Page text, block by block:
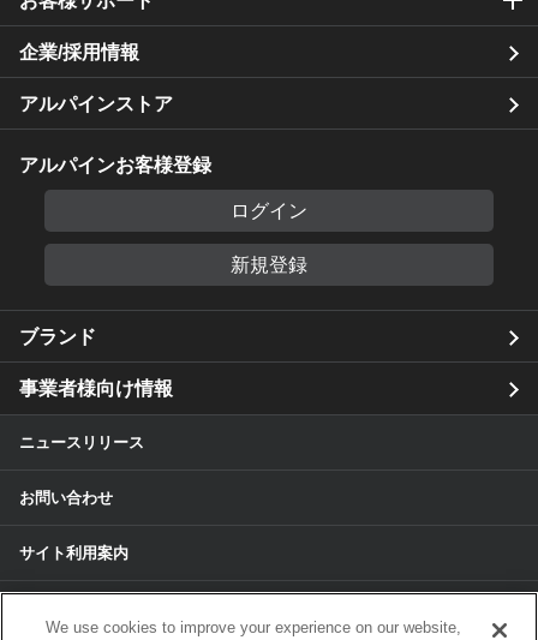
企業/採用情報
アルパインストア
アルパインお客様登録
ログイン
新規登録
ブランド
事業者様向け情報
ニュースリリース
お問い合わせ
サイト利用案内
We use cookies to improve your experience on our website,